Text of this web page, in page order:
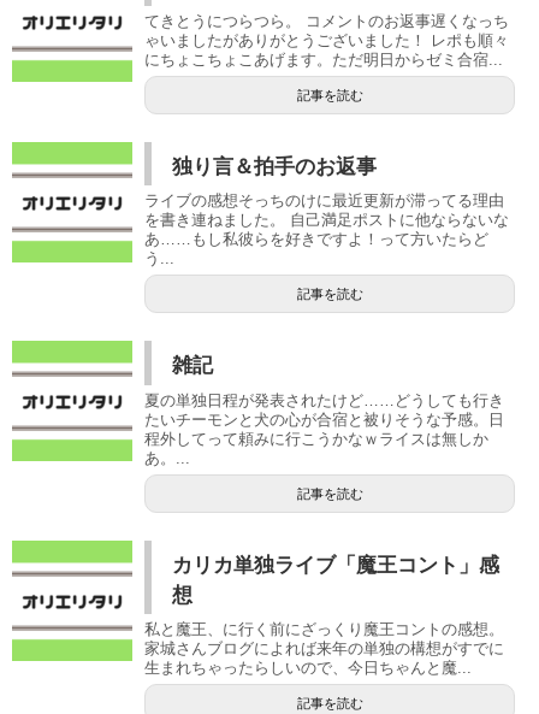
てきとうにつらつら。 コメントのお返事遅くなっち
ゃいましたがありがとうございました！ レポも順々
にちょこちょこあげます。ただ明日からゼミ合宿...
記事を読む
独り言＆拍手のお返事
ライブの感想そっちのけに最近更新が滞ってる理由
を書き連ねました。 自己満足ポストに他ならないな
あ……もし私彼らを好きですよ！って方いたらど
う...
記事を読む
雑記
夏の単独日程が発表されたけど……どうしても行き
たいチーモンと犬の心が合宿と被りそうな予感。日
程外してって頼みに行こうかなｗライスは無しか
あ。...
記事を読む
カリカ単独ライブ「魔王コント」感
想
私と魔王、に行く前にざっくり魔王コントの感想。
家城さんブログによれば来年の単独の構想がすでに
生まれちゃったらしいので、今日ちゃんと魔...
記事を読む